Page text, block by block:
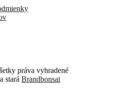
práva vyhradené
stará Brandbonsai